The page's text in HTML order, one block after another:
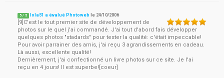
5 / 5 lola51 a évalué Photoweb le 24/10/2006
[9]C'est le tout premier site de développement de
photos sur le quel j'ai commandé. J'ai tout d'abord fais développer
quelques photos "stadards" pour tester la qualité: c'était impeccable!
Pour avoir parrainer des amis, j'ai reçu 3 agrandissements en cadeau.
Là aussi, excellente qualité!
Dernièrement, j'ai confectionné un livre photos sur ce site. Je l'ai
reçu en 4 jours! Il est superbe![coeur]